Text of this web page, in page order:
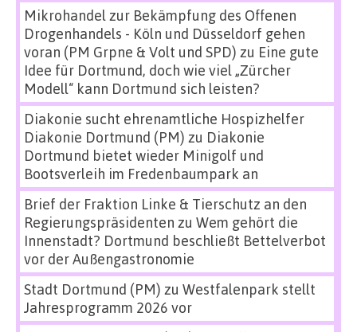
Mikrohandel zur Bekämpfung des Offenen
Drogenhandels - Köln und Düsseldorf gehen
voran (PM Grpne & Volt und SPD) zu Eine gute
Idee für Dortmund, doch wie viel „Zürcher
Modell“ kann Dortmund sich leisten?
Diakonie sucht ehrenamtliche Hospizhelfer
Diakonie Dortmund (PM) zu Diakonie
Dortmund bietet wieder Minigolf und
Bootsverleih im Fredenbaumpark an
Brief der Fraktion Linke & Tierschutz an den
Regierungspräsidenten zu Wem gehört die
Innenstadt? Dortmund beschließt Bettelverbot
vor der Außengastronomie
Stadt Dortmund (PM) zu Westfalenpark stellt
Jahresprogramm 2026 vor